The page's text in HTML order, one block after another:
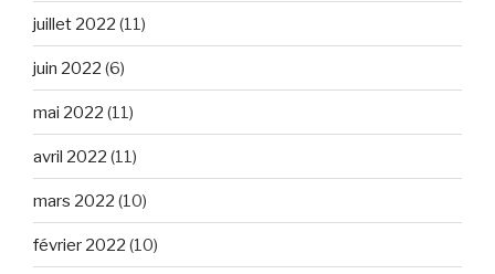
juillet 2022 (11)
juin 2022 (6)
mai 2022 (11)
avril 2022 (11)
mars 2022 (10)
février 2022 (10)